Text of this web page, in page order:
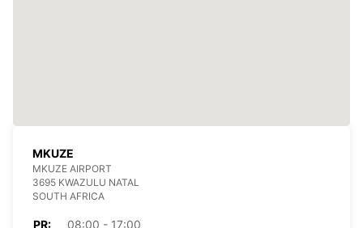
MKUZE
MKUZE AIRPORT
3695 KWAZULU NATAL
SOUTH AFRICA
PR:
08:00 - 17:00